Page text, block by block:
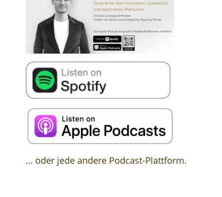
… oder jede andere Podcast-Plattform.